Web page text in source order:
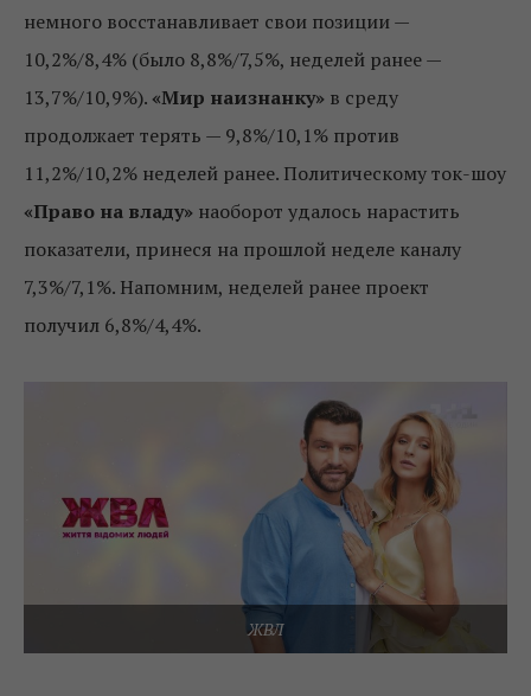
немного восстанавливает свои позиции —
10,2%/8,4% (было 8,8%/7,5%, неделей ранее —
13,7%/10,9%). «Мир наизнанку» в среду
продолжает терять — 9,8%/10,1% против
11,2%/10,2% неделей ранее. Политическому ток-шоу
«Право на владу» наоборот удалось нарастить
показатели, принеся на прошлой неделе каналу
7,3%/7,1%. Напомним, неделей ранее проект
получил 6,8%/4,4%.
ЖВЛ